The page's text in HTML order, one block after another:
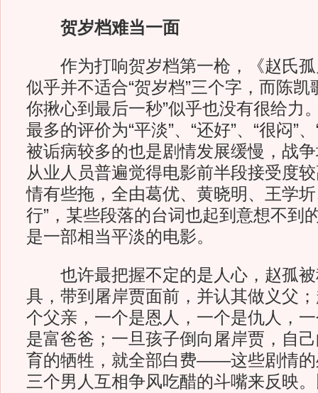
贺岁档难当一面
作为打响贺岁档第一枪，《赵氏孤
似乎并不适合“贺岁档”三个字，而陈凯
你揪心到最后一秒”似乎也没有很给力
最多的评价为“平淡”、“还好”、“很闷”
被诟病较多的也是剧情发展缓慢，战
从业人员普遍觉得电影前半段接受度
情有些拖，全由葛优、黄晓明、王学
行”，某些段落的台词也起到意想不到
是一部相当平淡的电影。
也许最把握不定的是人心，赵孤被
具，带到屠岸贾面前，并认其做义父
个父亲，一个是恩人，一个是仇人，
是富爸爸；一旦孩子倒向屠岸贾，自
育的牺牲，就全部白费——这些剧情的
三个男人互相争风吃醋的斗嘴来反映